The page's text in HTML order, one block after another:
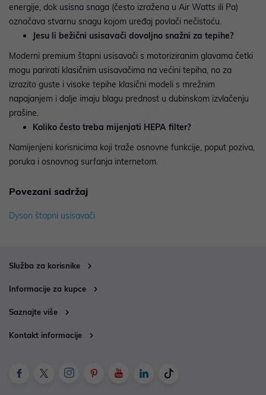
energije, dok usisna snaga (često izražena u Air Watts ili Pa)
označava stvarnu snagu kojom uređaj povlači nečistoću.
Jesu li bežični usisavači dovoljno snažni za tepihe?
Moderni premium štapni usisavači s motoriziranim glavama četki
mogu parirati klasičnim usisavačima na većini tepiha, no za
izrazito guste i visoke tepihe klasični modeli s mrežnim
napajanjem i dalje imaju blagu prednost u dubinskom izvlačenju
prašine.
Koliko često treba mijenjati HEPA filter?
Namijenjeni korisnicima koji traže osnovne funkcije, poput poziva,
poruka i osnovnog surfanja internetom.
Povezani sadržaj
Dyson štapni usisavači
Služba za korisnike
Informacije za kupce
Saznajte više
Kontakt informacije